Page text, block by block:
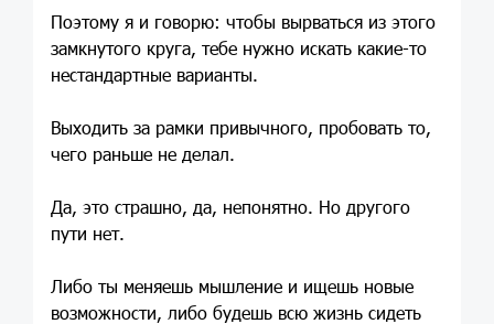
Поэтому я и говорю: чтобы вырваться из этого
замкнутого круга, тебе нужно искать какие-то
нестандартные варианты.
Выходить за рамки привычного, пробовать то,
чего раньше не делал.
Да, это страшно, да, непонятно. Но другого
пути нет.
Либо ты меняешь мышление и ищешь новые
возможности, либо будешь всю жизнь сидеть